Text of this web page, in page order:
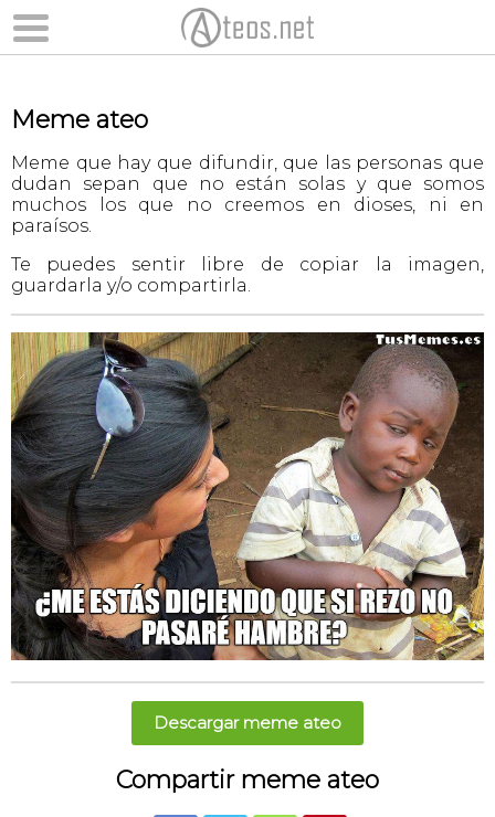
Meme ateo
Meme que hay que difundir, que las personas que
dudan sepan que no están solas y que somos
muchos los que no creemos en dioses, ni en
paraísos.
Te puedes sentir libre de copiar la imagen,
guardarla y/o compartirla.
Descargar meme ateo
Compartir meme ateo